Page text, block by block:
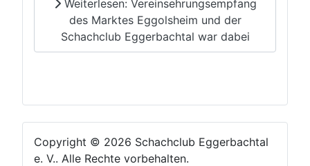
Weiterlesen: Vereinsehrungsempfang
des Marktes Eggolsheim und der
Schachclub Eggerbachtal war dabei
Copyright © 2026 Schachclub Eggerbachtal
e. V.. Alle Rechte vorbehalten.